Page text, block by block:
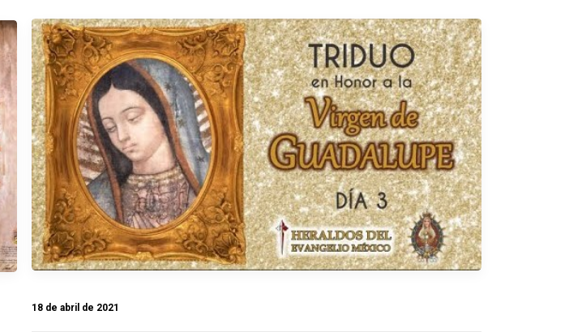
18 de abril de 2021